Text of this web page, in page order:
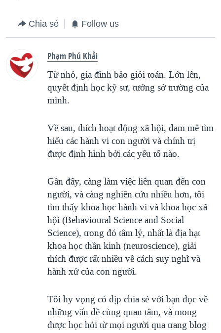
Chia sẻ Follow us
Phạm Phú Khải
Từ nhỏ, gia đình bảo giỏi toán. Lớn lên,
quyết định học kỹ sư, tưởng sở trường của
mình.
Về sau, thích hoạt động xã hội, đam mê tìm
hiểu các hành vi con người và chính trị
được định hình bởi các yếu tố nào.
Gần đây, càng làm việc liên quan đến con
người, và càng nghiên cứu nhiều hơn, tôi
tìm thấy khoa học hành vi và khoa học xã
hội (Behavioural Science and Social
Science), trong đó tâm lý, nhất là địa hạt
khoa học thần kinh (neuroscience), giải
thích được rất nhiều về cách suy nghĩ và
hành xử của con người.
Tôi hy vọng có dịp chia sẻ với bạn đọc về
những vấn đề cùng quan tâm, và mong
được học hỏi từ mọi người qua trang blog